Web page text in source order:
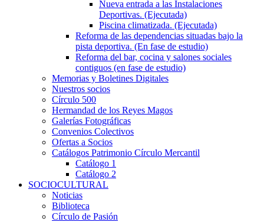
Nueva entrada a las Instalaciones
Deportivas. (Ejecutada)
Piscina climatizada. (Ejecutada)
Reforma de las dependencias situadas bajo la
pista deportiva. (En fase de estudio)
Reforma del bar, cocina y salones sociales
contiguos (en fase de estudio)
Memorias y Boletines Digitales
Nuestros socios
Círculo 500
Hermandad de los Reyes Magos
Galerías Fotográficas
Convenios Colectivos
Ofertas a Socios
Catálogos Patrimonio Círculo Mercantil
Catálogo 1
Catálogo 2
SOCIOCULTURAL
Noticias
Biblioteca
Círculo de Pasión